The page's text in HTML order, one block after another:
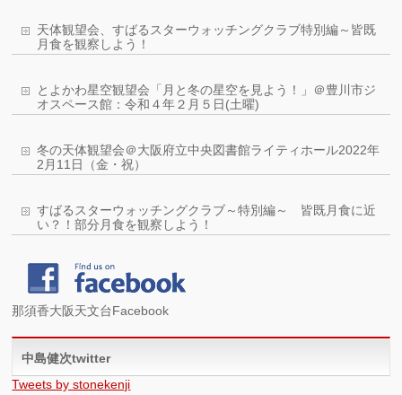
天体観望会、すばるスターウォッチングクラブ特別編～皆既
月食を観察しよう！
とよかわ星空観望会「月と冬の星空を見よう！」＠豊川市ジ
オスペース館：令和４年２月５日(土曜)
冬の天体観望会＠大阪府立中央図書館ライティホール2022年
2月11日（金・祝）
すばるスターウォッチングクラブ～特別編～ 皆既月食に近
い？！部分月食を観察しよう！
那須香大阪天文台Facebook
中島健次twitter
Tweets by stonekenji